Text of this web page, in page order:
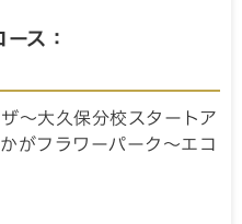
ス：
～大久保分校スタートア
がフラワーパーク～エコ